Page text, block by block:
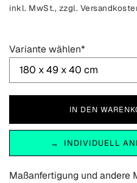
inkl. MwSt., zzgl.
Variante wählen*
INDIVIDUELL
Maßanfertigung und andere